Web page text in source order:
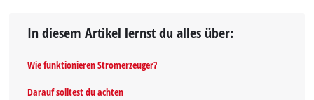
In diesem Artikel lernst du alles über:
Wie funktionieren Stromerzeuger?
Darauf solltest du achten